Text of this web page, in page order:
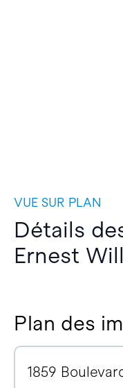
VUE SUR PLAN
Détails
Ernest
Plan des